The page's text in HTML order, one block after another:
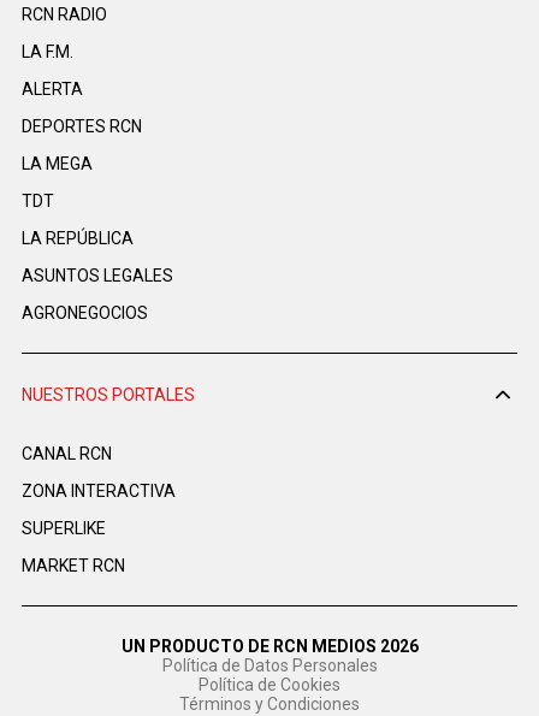
RCN RADIO
LA F.M.
ALERTA
DEPORTES RCN
LA MEGA
TDT
LA REPÚBLICA
ASUNTOS LEGALES
AGRONEGOCIOS
NUESTROS PORTALES
CANAL RCN
ZONA INTERACTIVA
SUPERLIKE
MARKET RCN
UN PRODUCTO DE RCN MEDIOS 2026
Política de Datos Personales
Política de Cookies
Términos y Condiciones